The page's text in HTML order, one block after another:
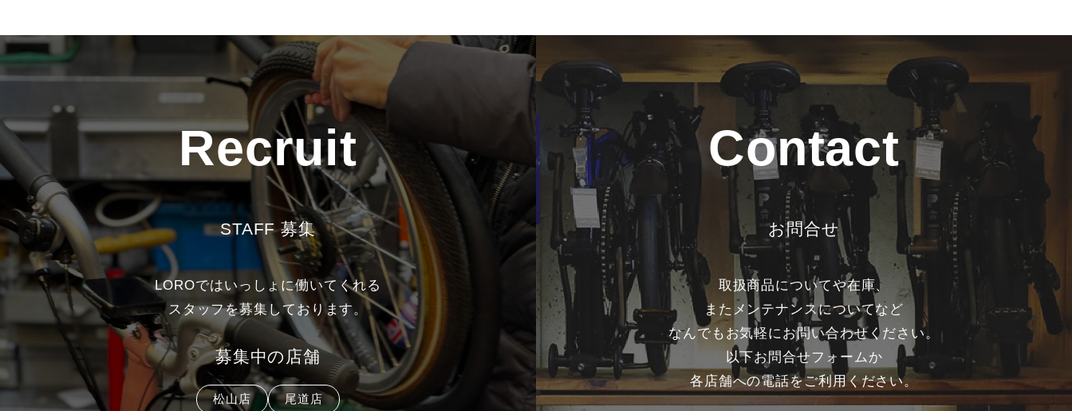
Recruit
STAFF 募集
LOROではいっしょに働いてくれる
スタッフを募集しております。
募集中の店舗
松山店 尾道店
Contact
お問合せ
取扱商品についてや在庫、
またメンテナンスについてなど
なんでもお気軽にお問い合わせください。
以下お問合せフォームか
各店舗への電話をご利用ください。